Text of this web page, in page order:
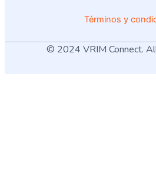
Términos y
© 2024 VRIM Connect.